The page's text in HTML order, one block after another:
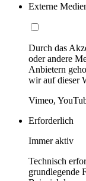
Externe
Durch das
oder andere
Anbietern
wir auf dieser
Vimeo,
Erforderlich
Immer aktiv
Technisch
grundlegende